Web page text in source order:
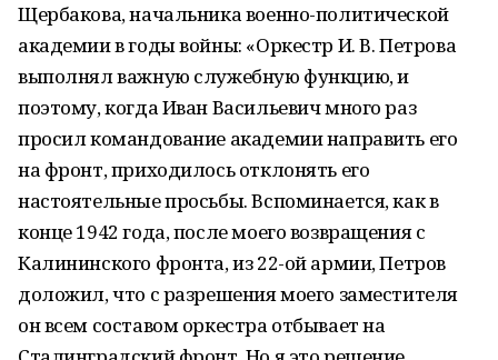
Щербакова, начальника военно-политической
академии в годы войны: «Оркестр И. В. Петрова
выполнял важную служебную функцию, и
поэтому, когда Иван Васильевич много раз
просил командование академии направить его
на фронт, приходилось отклонять его
настоятельные просьбы. Вспоминается, как в
конце 1942 года, после моего возвращения с
Калининского фронта, из 22-ой армии, Петров
доложил, что с разрешения моего заместителя
он всем составом оркестра отбывает на